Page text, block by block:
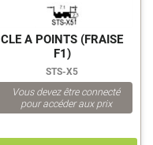
CLE A POINTS (FRAISE
F1)
STS-X5
Vous devez être connecté
pour accéder aux prix